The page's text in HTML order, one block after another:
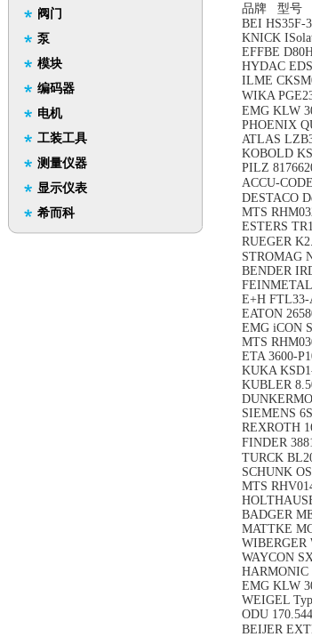
阀门
泵
模块
编码器
电机
工装工具
测量仪器
显示仪表
希而科
品牌 型号
BEI HS35F-
KNICK
EFFBE
HYDAC
ILME
WIKA
EMG KLW
PHOENIX
ATLAS
KOBOLD
PILZ
ACCU-
DESTACO
MTS
ESTERS
RUEGER
STROMAG
BENDER
E+H FTL33-
EATON
EMG iCON
MTS
ETA 3600-
KUKA
KUBLER
SIEMENS
REXROTH
FINDER
TURCK
SCHUNK
MTS
BADGER
MATTKE
WIBERGER
WAYCON
HARMONIC
EMG KLW
WEIGEL
ODU
BEIJER